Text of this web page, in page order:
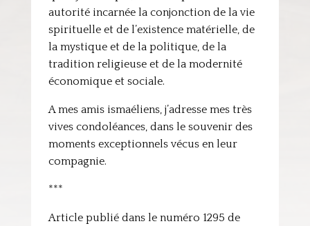
autorité incarnée la conjonction de la vie
spirituelle et de l’existence matérielle, de
la mystique et de la politique, de la
tradition religieuse et de la modernité
économique et sociale.
A mes amis ismaéliens, j’adresse mes très
vives condoléances, dans le souvenir des
moments exceptionnels vécus en leur
compagnie.
***
Article publié dans le numéro 1295 de